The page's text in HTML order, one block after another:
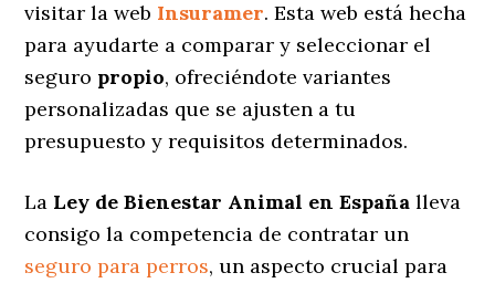
visitar la web Insuramer. Esta web está hecha
para ayudarte a comparar y seleccionar el
seguro propio, ofreciéndote variantes
personalizadas que se ajusten a tu
presupuesto y requisitos determinados.
La Ley de Bienestar Animal en España lleva
consigo la competencia de contratar un
seguro para perros, un aspecto crucial para